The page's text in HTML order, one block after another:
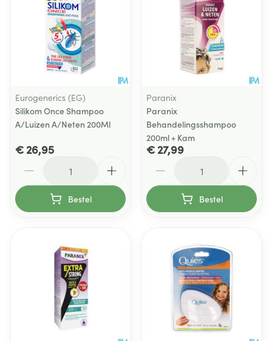
Eurogenerics (EG)
Silikom Once Shampoo
A/Luizen A/Neten 200Ml
€ 26,95
Bestel
Paranix
Paranix
Behandelingsshampoo
200ml + Kam
€ 27,99
Bestel